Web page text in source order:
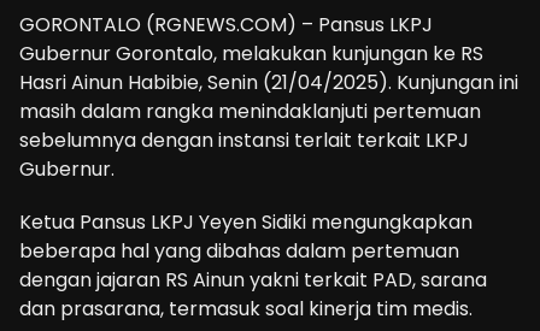
GORONTALO (RGNEWS.COM) – Pansus LKPJ
Gubernur Gorontalo, melakukan kunjungan ke RS
Hasri Ainun Habibie, Senin (21/04/2025). Kunjungan ini
masih dalam rangka menindaklanjuti pertemuan
sebelumnya dengan instansi terlait terkait LKPJ
Gubernur.
Ketua Pansus LKPJ Yeyen Sidiki mengungkapkan
beberapa hal yang dibahas dalam pertemuan
dengan jajaran RS Ainun yakni terkait PAD, sarana
dan prasarana, termasuk soal kinerja tim medis.